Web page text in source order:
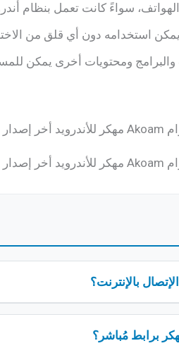
سواءً كانت تعمل بنظام
استخدامه دون أي قلق من
ومحتويات أخرى يمكن